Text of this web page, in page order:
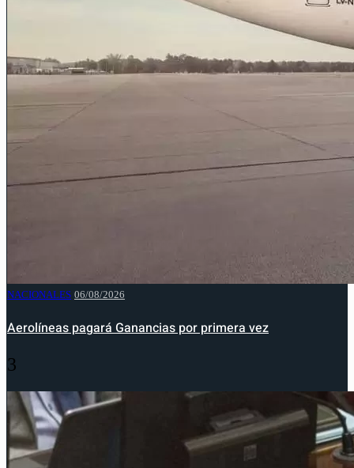
NACIONALES 06/08/2026
Aerolíneas pagará Ganancias por primera vez
3